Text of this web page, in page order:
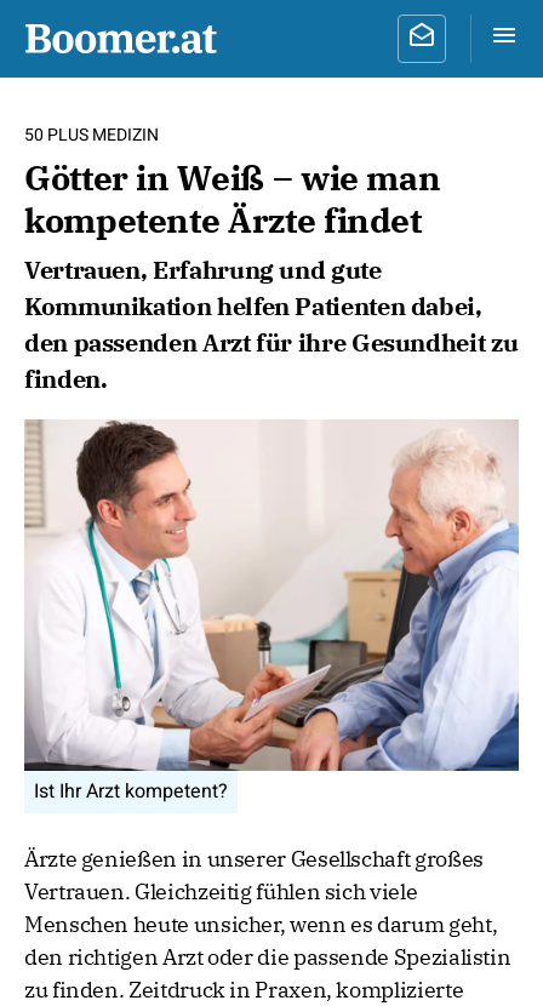
50 PLUS MEDIZIN
Götter in Weiß – wie man
kompetente Ärzte findet
Vertrauen, Erfahrung und gute
Kommunikation helfen Patienten dabei,
den passenden Arzt für ihre Gesundheit zu
finden.
Ist Ihr Arzt kompetent?
Ärzte genießen in unserer Gesellschaft großes
Vertrauen. Gleichzeitig fühlen sich viele
Menschen heute unsicher, wenn es darum geht,
den richtigen Arzt oder die passende Spezialistin
zu finden. Zeitdruck in Praxen, komplizierte